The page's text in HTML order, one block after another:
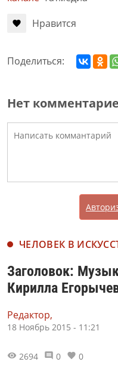
Нравится
Поделиться:
Нет
ЧЕЛОВЕК В
Заголовок:
Кирилла
Редактор,
18 Ноябрь 2015 - 11:21
2694 0 0